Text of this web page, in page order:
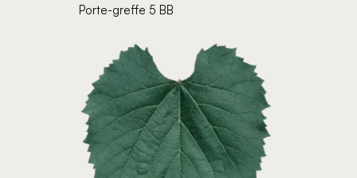
Porte-greffe 5 BB